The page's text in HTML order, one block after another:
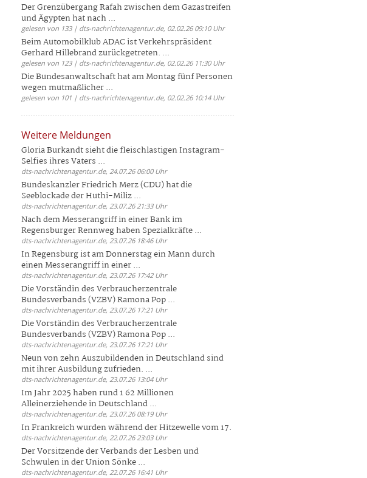
Der Grenzübergang Rafah zwischen dem Gazastreifen
und Ägypten hat nach ...
gelesen von 133 | dts-nachrichtenagentur.de, 02.02.26 09:10 Uhr
Beim Automobilklub ADAC ist Verkehrspräsident
Gerhard Hillebrand zurückgetreten. ...
gelesen von 123 | dts-nachrichtenagentur.de, 02.02.26 11:30 Uhr
Die Bundesanwaltschaft hat am Montag fünf Personen
wegen mutmaßlicher ...
gelesen von 101 | dts-nachrichtenagentur.de, 02.02.26 10:14 Uhr
Weitere Meldungen
Gloria Burkandt sieht die fleischlastigen Instagram-
Selfies ihres Vaters ...
dts-nachrichtenagentur.de, 24.07.26 06:00 Uhr
Bundeskanzler Friedrich Merz (CDU) hat die
Seeblockade der Huthi-Miliz ...
dts-nachrichtenagentur.de, 23.07.26 21:33 Uhr
Nach dem Messerangriff in einer Bank im
Regensburger Rennweg haben Spezialkräfte ...
dts-nachrichtenagentur.de, 23.07.26 18:46 Uhr
In Regensburg ist am Donnerstag ein Mann durch
einen Messerangriff in einer ...
dts-nachrichtenagentur.de, 23.07.26 17:42 Uhr
Die Vorständin des Verbraucherzentrale
Bundesverbands (VZBV) Ramona Pop ...
dts-nachrichtenagentur.de, 23.07.26 17:21 Uhr
Die Vorständin des Verbraucherzentrale
Bundesverbands (VZBV) Ramona Pop ...
dts-nachrichtenagentur.de, 23.07.26 17:21 Uhr
Neun von zehn Auszubildenden in Deutschland sind
mit ihrer Ausbildung zufrieden. ...
dts-nachrichtenagentur.de, 23.07.26 13:04 Uhr
Im Jahr 2025 haben rund 1 62 Millionen
Alleinerziehende in Deutschland ...
dts-nachrichtenagentur.de, 23.07.26 08:19 Uhr
In Frankreich wurden während der Hitzewelle vom 17.
dts-nachrichtenagentur.de, 22.07.26 23:03 Uhr
Der Vorsitzende der Verbands der Lesben und
Schwulen in der Union Sönke ...
dts-nachrichtenagentur.de, 22.07.26 16:41 Uhr